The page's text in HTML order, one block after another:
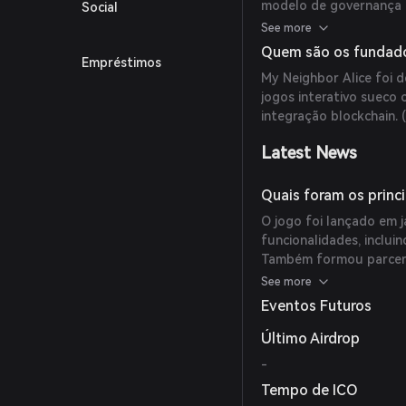
Social
Empréstimos
modelo de
participem dos
See more
Quem são os
My Neighbor Alice foi
jogos interativo sueco
integração blockchain. (
Latest News
Quais foram os
O jogo foi lançado em
funcionalidades,
Também formou
(binance.com
See more
Eventos Futuros
Último Airdrop
-
Tempo de ICO